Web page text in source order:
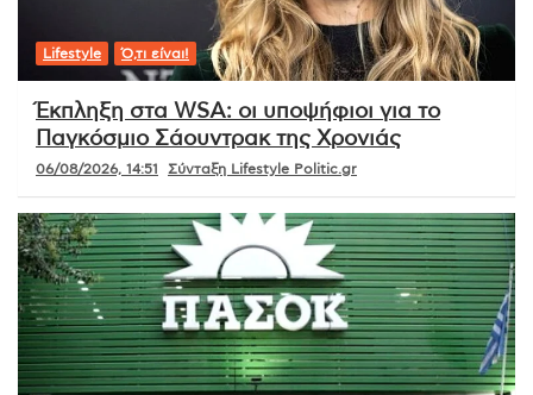
Lifestyle Ό,τι είναι!
Έκπληξη στα WSA: οι υποψήφιοι για το
Παγκόσμιο Σάουντρακ της Χρονιάς
06/08/2026, 14:51 Σύνταξη Lifestyle Politic.gr